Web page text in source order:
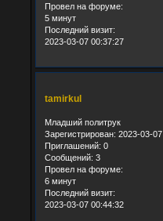
Провел на форуме:
5 минут
Последний визит:
2023-03-07 00:37:27
tamirkul
Младший политрук
Зарегистрирован: 2023-03-07
Приглашений: 0
Сообщений: 3
Провел на форуме:
6 минут
Последний визит:
2023-03-07 00:44:32